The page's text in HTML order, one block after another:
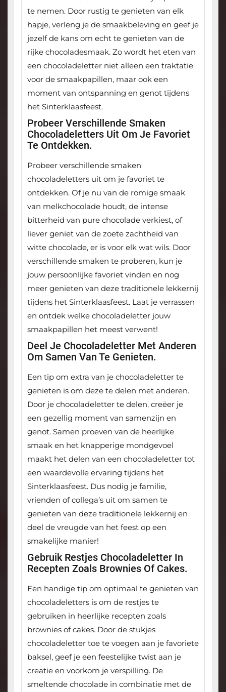
te nemen. Door rustig te genieten van elk
hapje, verleng je de smaakbeleving en geef je
jezelf de kans om echt te genieten van de
rijke chocoladesmaak. Zo wordt het eten van
een chocoladeletter niet alleen een traktatie
voor de smaakpapillen, maar ook een
moment van ontspanning en genot tijdens
het Sinterklaasfeest.
Probeer Verschillende Smaken
Chocoladeletters Uit Om Je Favoriet
Te Ontdekken.
Probeer verschillende smaken
chocoladeletters uit om je favoriet te
ontdekken. Of je nu van de romige smaak
van melkchocolade houdt, de intense
bitterheid van pure chocolade verkiest, of
liever geniet van de zoete zachtheid van
witte chocolade, er is voor elk wat wils. Door
verschillende smaken te proberen, kun je
jouw persoonlijke favoriet vinden en nog
meer genieten van deze traditionele lekkernij
tijdens het Sinterklaasfeest. Laat je verrassen
en ontdek welke chocoladeletter jouw
smaakpapillen het meest verwent!
Deel Je Chocoladeletter Met Anderen
Om Samen Van Te Genieten.
Een tip om extra van je chocoladeletter te
genieten is om deze te delen met anderen.
Door je chocoladeletter te delen, creëer je
een gezellig moment van samenzijn en
genot. Samen proeven van de heerlijke
smaak en het knapperige mondgevoel
maakt het delen van een chocoladeletter tot
een waardevolle ervaring tijdens het
Sinterklaasfeest. Dus nodig je familie,
vrienden of collega’s uit om samen te
genieten van deze traditionele lekkernij en
deel de vreugde van het feest op een
smakelijke manier!
Gebruik Restjes Chocoladeletter In
Recepten Zoals Brownies Of Cakes.
Een handige tip om optimaal te genieten van
chocoladeletters is om de restjes te
gebruiken in heerlijke recepten zoals
brownies of cakes. Door de stukjes
chocoladeletter toe te voegen aan je favoriete
baksel, geef je een feestelijke twist aan je
creatie en voorkom je verspilling. De
smeltende chocolade in combinatie met de